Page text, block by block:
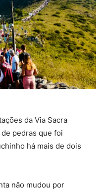
da Via Sacra
pedras que foi
há mais de dois
não mudou por